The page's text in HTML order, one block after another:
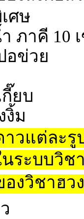
ศษ
ภาคี 10
อข่วย
ยบ
งิ้ม
าวแต่ละ
ระบบวิช
องวิชาฮว